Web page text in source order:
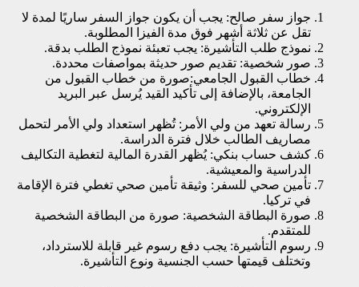
جواز سفر صالح: يجب أن يكون جواز السفر ساريًا لمدة لا
تقل عن ثلاثة أشهر فوق مدة الفيزا المطلوبة.
نموذج طلب التأشيرة: يجب تعبئة نموذج الطلب بدقة.
صور شخصية: تقديم صور حديثة بمواصفات محددة.
خطاب القبول الجامعي:صورة من خطاب القبول من
الجامعة، بالإضافة إلى تأكيد القيد يُرسل عبر البريد
الإلكتروني.
رسالة تعهد من ولي الأمر: تُظهر استعداد ولي الأمر لتحمل
مصاريف الطالب خلال فترة الدراسة.
كشف حساب بنكي: يُظهر القدرة المالية لتغطية التكاليف
الدراسية والمعيشية.
تأمين صحي للسفر: وثيقة تأمين صحي تغطي فترة الإقامة
في تركيا.
صورة البطاقة الشخصية: صورة من البطاقة الشخصية
للمتقدم.
رسوم التأشيرة: يجب دفع رسوم غير قابلة للاسترداد،
وتختلف قيمتها حسب الجنسية ونوع التأشيرة.